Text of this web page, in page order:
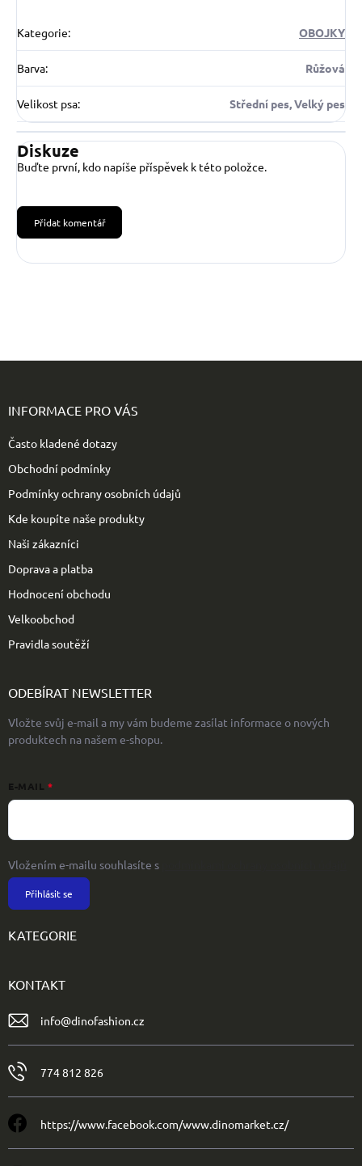
Kategorie: OBOJKY
Barva: Růžová
Velikost psa: Střední pes, Velký pes
Diskuze
Buďte první, kdo napíše příspěvek k této položce.
Přidat komentář
INFORMACE PRO VÁS
Často kladené dotazy
Obchodní podmínky
Podmínky ochrany osobních údajů
Kde koupíte naše produkty
Naši zákazníci
Doprava a platba
Hodnocení obchodu
Velkoobchod
Pravidla soutěží
ODEBÍRAT NEWSLETTER
Vložte svůj e-mail a my vám budeme zasílat informace o nových
produktech na našem e-shopu.
E-MAIL
Vložením e-mailu souhlasíte s
Přihlásit se
KATEGORIE
KONTAKT
info@dinofashion.cz
774 812 826
https://www.facebook.com/www.dinomarket.cz/